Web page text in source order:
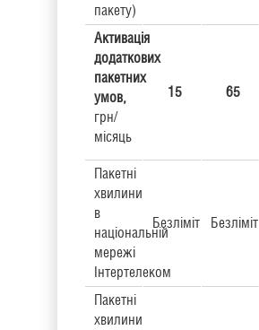
пакету)
Активація
додаткових
пакетних
умов,
грн/
місяць
15 65
Пакетні
хвилини
в
національній
мережі
Інтертелеком
Безліміт Безліміт
Пакетні
хвилини